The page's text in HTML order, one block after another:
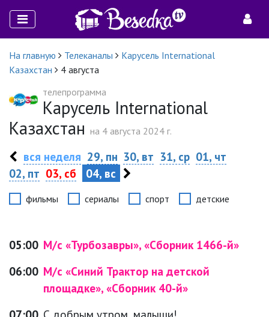
На главную Телеканалы
Карусель International
Казахстан
4 августа
телепрограмма
Карусель International
Казахстан на 4 августа 2024 г.
вся неделя 29, пн 30, вт 31, ср 01, чт
02, пт 03, сб 04, вс
фильмы сериалы спорт детские
05:00 М/с «Турбозавры», «Сборник 1466-й»
06:00 М/с «Синий Трактор на детской
площадке», «Сборник 40-й»